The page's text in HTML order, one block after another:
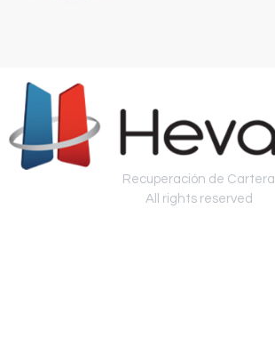
Recuperación de Cartera
All rights reserved